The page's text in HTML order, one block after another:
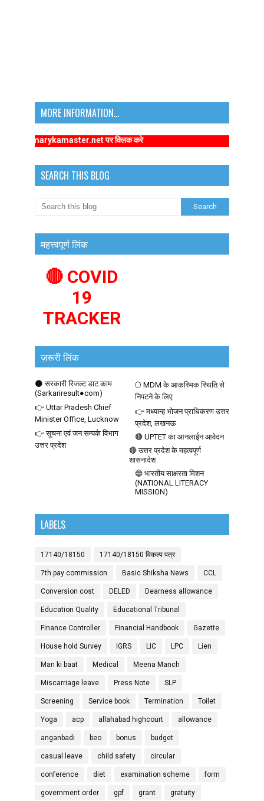
MORE INFORMATION...
पर क्लिक करे
SEARCH THIS BLOG
महत्त्वपूर्ण लिंक
🔴 COVID
19
TRACKER
ज़रूरी लिंक
🌑 सरकारी रिजल्ट डाट काम
(Sarkariresult●com)
🌕 MDM के आकस्मिक स्थिति से
निपटने के लिए
👉 Uttar Pradesh Chief
Minister Office, Lucknow
👉 मध्यान्ह भोजन प्राधिकरण उत्तर
प्रदेश, लखनऊ
👉 सूचना एवं जन सम्पर्क विभाग
उत्तर प्रदेश
🔴 UPTET का आनलाईन आवेदन
🔴 उत्तर प्रदेश के महत्वपूर्ण
शासनादेश
🔵 भारतीय साक्षरता मिशन
(NATIONAL LITERACY
MISSION)
LABELS
17140/18150 17140/18150 विकल्प पत्र
7th pay commission Basic Shiksha News CCL
Conversion cost DELED Dearness allowance
Education Quality Educational Tribunal
Finance Controller Financial Handbook Gazette
House hold Survey IGRS LIC LPC Lien
Man ki baat Medical Meena Manch
Miscarriage leave Press Note SLP
Screening Service book Termination Toilet
Yoga acp allahabad highcourt allowance
anganbadi beo bonus budget
casual leave child safety circular
conference diet examination scheme form
government order gpf grant gratuity